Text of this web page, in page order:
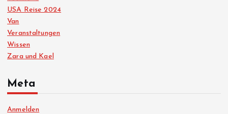
USA Reise 2024
Van
Veranstaltungen
Wissen
Zara und Kael
Meta
Anmelden